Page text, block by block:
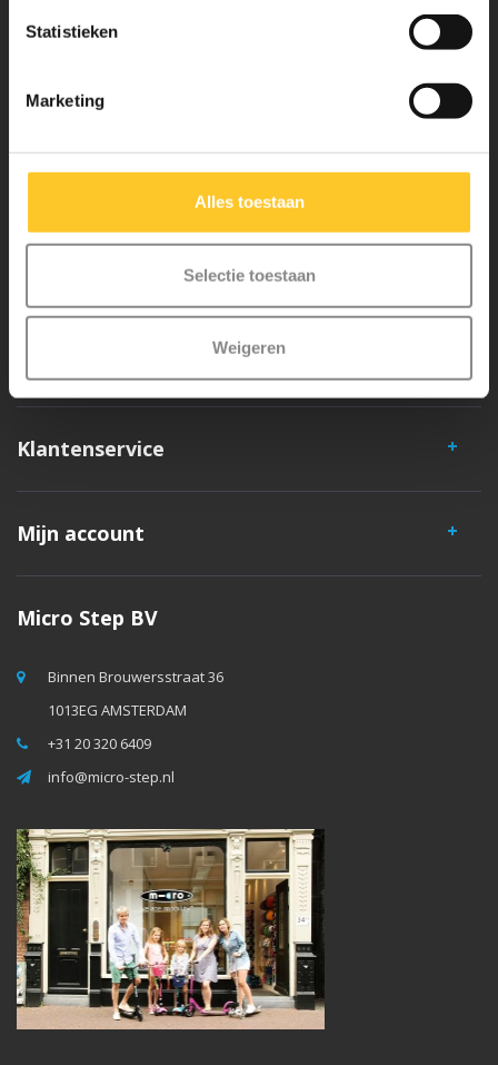
Statistieken
Marketing
Alles toestaan
Selectie toestaan
Weigeren
iconische 3-wielige step. Al onze steps worden met veel aandacht en
liefde in Zwitserland ontwikkeld. Ze zijn uitgebreid getest op
veiligheid en zeer duurzaam. Elk onderdeel is los te vervangen. Je
hebt jarenlang plezier van een Micro step!
Klantenservice
Mijn account
Micro Step BV
Binnen Brouwersstraat 36
1013EG AMSTERDAM
+31 20 320 6409
info@micro-step.nl